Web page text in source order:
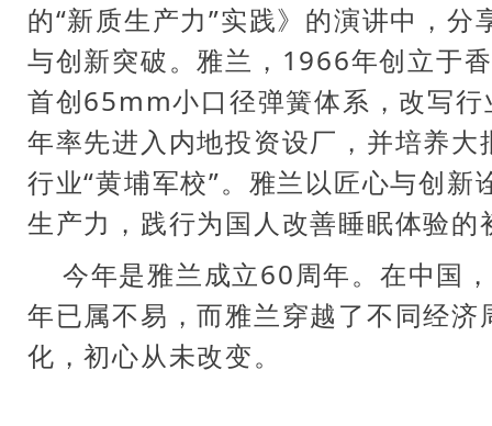
的“新质生产力”实践》的演讲中，分
与创新突破。雅兰，1966年创立于
首创65mm小口径弹簧体系，改写
年率先进入内地投资设厂，并培养
行业“黄埔军校”。雅兰以匠心与创新
生产力，践行为国人改善睡眠体验的
今年是雅兰成立60周年。在中国
年已属不易，而雅兰穿越了不同经
化，初心从未改变。